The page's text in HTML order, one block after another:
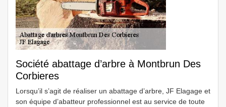
Société abattage d’arbre à Montbrun Des
Corbieres
Lorsqu’il s’agit de réaliser un abattage d’arbre, JF Elagage et
son équipe d’abatteur professionnel est au service de toute